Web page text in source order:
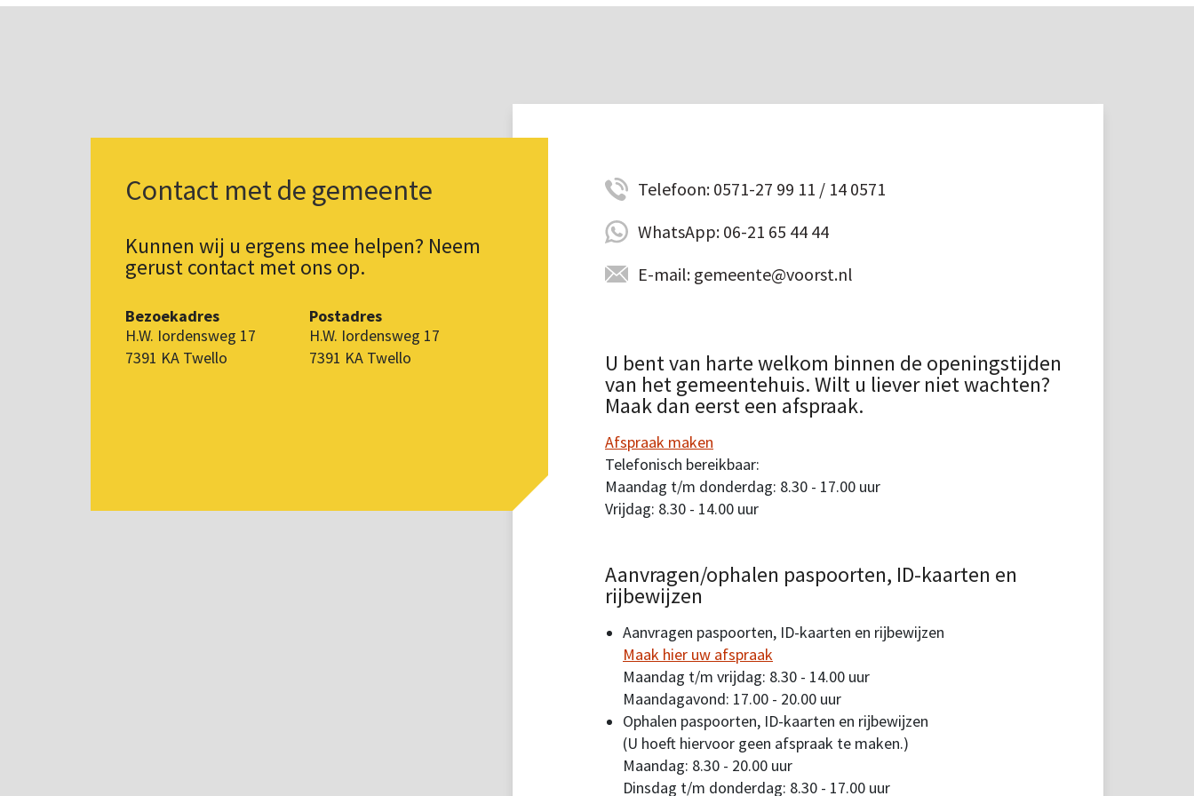
Contact met de gemeente
Kunnen wij u ergens mee helpen? Neem
gerust contact met ons op.
Bezoekadres
H.W. Iordensweg 17
7391 KA Twello
Postadres
H.W. Iordensweg 17
7391 KA Twello
Telefoon: 0571-27 99 11 / 14 0571
WhatsApp: 06-21 65 44 44
E-mail: gemeente@voorst.nl
U bent van harte welkom binnen de openingstijden
van het gemeentehuis. Wilt u liever niet wachten?
Maak dan eerst een afspraak.
Afspraak maken
Telefonisch bereikbaar:
Maandag t/m donderdag: 8.30 - 17.00 uur
Vrijdag: 8.30 - 14.00 uur
Aanvragen/ophalen paspoorten, ID-kaarten en
rijbewijzen
Aanvragen paspoorten, ID-kaarten en rijbewijzen
Maak hier uw afspraak
Maandag t/m vrijdag: 8.30 - 14.00 uur
Maandagavond: 17.00 - 20.00 uur
Ophalen paspoorten, ID-kaarten en rijbewijzen
(U hoeft hiervoor geen afspraak te maken.)
Maandag: 8.30 - 20.00 uur
Dinsdag t/m donderdag: 8.30 - 17.00 uur